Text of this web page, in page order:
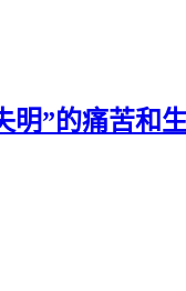
”的痛苦和